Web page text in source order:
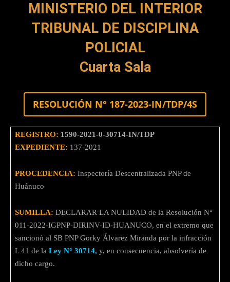
MINISTERIO DEL INTERIOR
TRIBUNAL DE DISCIPLINA
POLICIAL
Cuarta Sala
RESOLUCIÓN N° 187-2023-IN/TDP/4S
REGISTRO: 1590-2021-0-30714-IN/TDP
EXPEDIENTE: 137-2021
PROCEDENCIA: Inspectoría Descentralizada PNP de
Huánuco
SUMILLA: DECLARAR LA NULIDAD de la Resolución N°
011-2022-IGPNP-DIRINV-ID-HUANUCO, en el extremo que
sancionó al SB PNP Gorky Álvarez Miranda por la infracción
L 41 de la Ley N° 30714, y, en consecuencia, absolvería de
dicho cargo.